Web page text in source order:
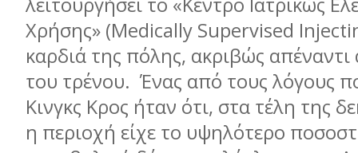
Χρήσης» (Medically Supervised
καρδιά της πόλης, ακριβώς
του τρένου. Ένας από τους λόγους
Κινγκς Κρος ήταν ότι, στα τέλη της
η περιοχή είχε το υψηλότερο